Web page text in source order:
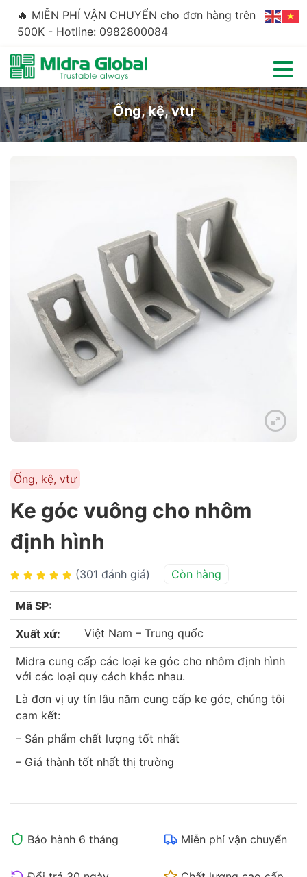
🔥 MIỄN PHÍ VẬN CHUYỂN cho đơn hàng trên
500K - Hotline: 0982800084
Ống, kệ, vtư
Ống, kệ, vtư
Ke góc vuông cho nhôm
định hình
(301 đánh giá) Còn hàng
Mã SP:
Xuất xứ: Việt Nam – Trung quốc
Midra cung cấp các loại ke góc cho nhôm định hình
với các loại quy cách khác nhau.
Là đơn vị uy tín lâu năm cung cấp ke góc, chúng tôi
cam kết:
– Sản phẩm chất lượng tốt nhất
– Giá thành tốt nhất thị trường
Bảo hành 6 tháng Miễn phí vận chuyển